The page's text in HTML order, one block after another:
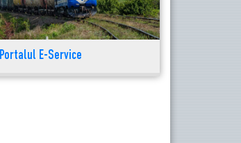
Portalul E-Service